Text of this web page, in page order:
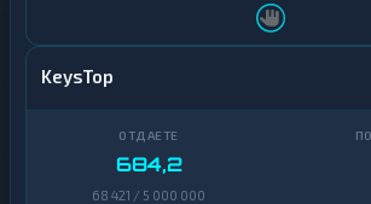
KeysTop
684,2
68 421 / 5 000 000